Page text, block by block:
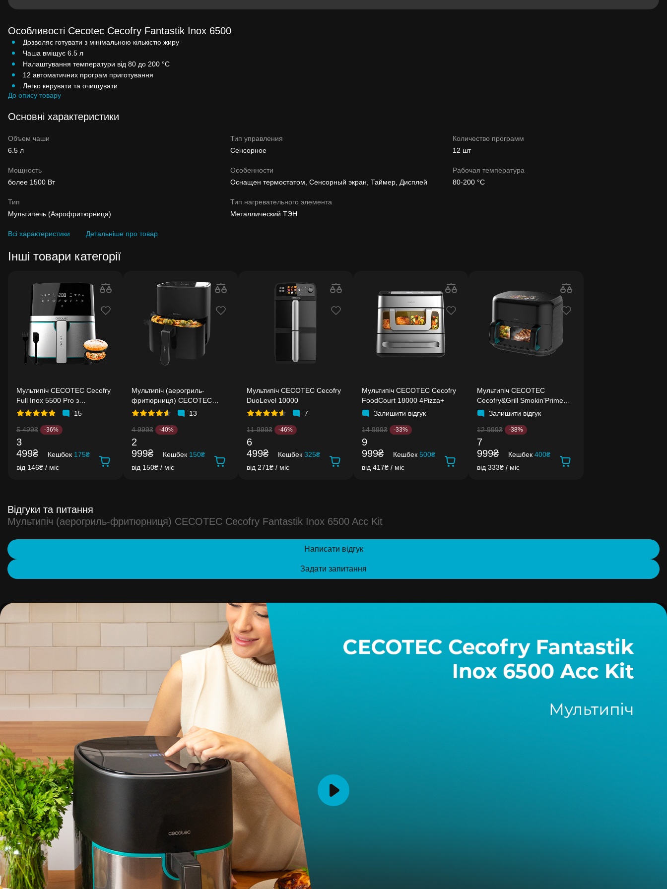
Особливості Cecotec Cecofry Fantastik Inox 6500
Дозволяє готувати з мінімальною кількістю жиру
Чаша вміщує 6.5 л
Налаштування температури від 80 до 200 °C
12 автоматичних програм приготування
Легко керувати та очищувати
До опису товару
Основні характеристики
Объем чаши
6.5 л
Тип управления
Сенсорное
Количество программ
12 шт
Мощность
более 1500 Вт
Особенности
Оснащен термостатом, Сенсорный экран, Таймер, Дисплей
Рабочая температура
80-200 °C
Тип
Мультипечь (Аэрофритюрница)
Тип нагревательного элемента
Металлический ТЭН
Всі характеристики Детальніше про товар
Інші товари категорії
Мультипіч CECOTEC Cecofry
Full Inox 5500 Pro з
аксесуарами
15
5 499₴ -36%
3
499₴
Кешбек 175₴
від 146₴ / міс
Мультипіч (аерогриль-
фритюрниця) CECOTEC
Cecofry Fantastik 5500
13
4 999₴ -40%
2
999₴
Кешбек 150₴
від 150₴ / міс
Мультипіч CECOTEC Cecofry
DuoLevel 10000
7
11 999₴ -46%
6
499₴
Кешбек 325₴
від 271₴ / міс
Мультипіч CECOTEC Cecofry
FoodCourt 18000 4Pizza+
Залишити відгук
14 999₴ -33%
9
999₴
Кешбек 500₴
від 417₴ / міс
Мультипіч CECOTEC
Cecofry&Grill Smokin'Prime
11000Залишити відгук
12 999₴ -38%
7
999₴
Кешбек 400₴
від 333₴ / міс
Відгуки та питання
Мультипіч (аерогриль-фритюрниця) CECOTEC Cecofry Fantastik Inox 6500 Acc Kit
Написати відгук
Задати запитання